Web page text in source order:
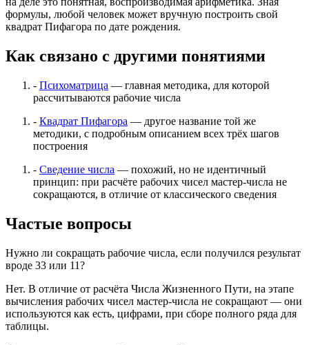
формулы, любой человек может вручную построить свой
квадрат Пифагора по дате рождения.
Как связано с другими понятиями
- Психоматрица — главная методика, для которой
рассчитываются рабочие числа
- Квадрат Пифагора — другое название той же
методики, с подробным описанием всех трёх шагов
построения
- Сведение числа — похожий, но не идентичный
принцип: при расчёте рабочих чисел мастер-числа не
сокращаются, в отличие от классического сведения
Частые вопросы
Нужно ли сокращать рабочие числа, если получился результат
вроде 33 или 11?
Нет. В отличие от расчёта Числа Жизненного Пути, на этапе
вычисления рабочих чисел мастер-числа не сокращают — они
используются как есть, цифрами, при сборе полного ряда для
таблицы.